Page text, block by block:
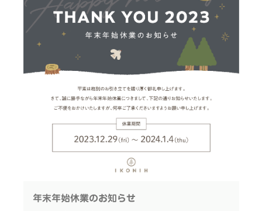
日時 ： 2月17日（土）
① 11：00～12：00 （ブックスタンド）
② 12：15～13：15 （ひよこスツール）
③ 13：30～14：30 （ブックスタンド）
④ 14：45～15：45 （ひよこスツール）
⑤ 16：00～17：00 （ブックスタンド）
※開催回ごとに作るものが違うため、お申込みの間違
いにご注意下さい。
※参考サイズ(mm)：
ブックスタンド W400xD160xH180
ひよこスツール W200xD220xH225
参加費：
年末年始休業のお知らせ